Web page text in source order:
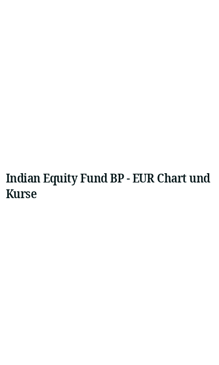
Indian Equity Fund BP - EUR Chart und
Kurse